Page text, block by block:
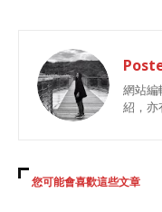
網站編
紹，亦
您可能會喜歡這些文章